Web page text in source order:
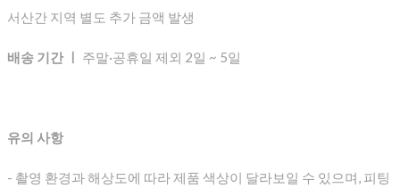
서산간 지역 별도 추가 금액 발생
배송 기간 ㅣ 주말·공휴일 제외 2일 ~ 5일
유의 사항
- 촬영 환경과 해상도에 따라 제품 색상이 달라보일 수 있으며, 피팅